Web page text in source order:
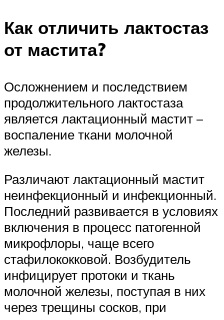
Как отличить лактостаз
от мастита?
Осложнением и последствием
продолжительного лактостаза
является лактационный мастит –
воспаление ткани молочной
железы.
Различают лактационный мастит
неинфекционный и инфекционный.
Последний развивается в условиях
включения в процесс патогенной
микрофлоры, чаще всего
стафилококковой. Возбудитель
инфицирует протоки и ткань
молочной железы, поступая в них
через трещины сосков, при